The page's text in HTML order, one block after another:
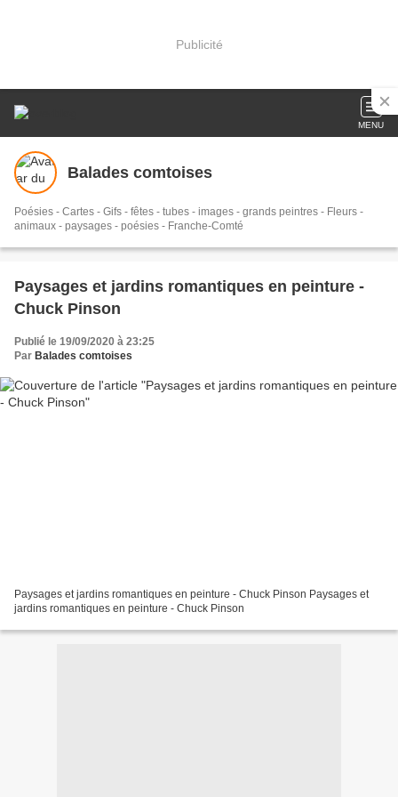
Publicité
MENU
Balades comtoises
Poésies - Cartes - Gifs - fêtes - tubes - images - grands peintres - Fleurs -
animaux - paysages - poésies - Franche-Comté
Paysages et jardins romantiques en peinture -
Chuck Pinson
Publié le 19/09/2020 à 23:25
Par Balades comtoises
Paysages et jardins romantiques en peinture - Chuck Pinson Paysages et
jardins romantiques en peinture - Chuck Pinson